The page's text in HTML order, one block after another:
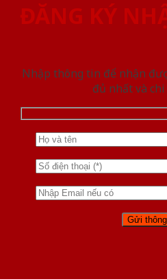
ĐĂNG KÝ
Nhập thông tin để nhận
đủ nhất và